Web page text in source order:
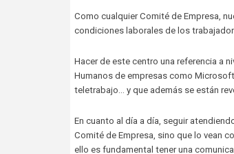
Como cualquier Comité de Empresa,
condiciones laborales de los
Hacer de este centro una referencia a
Humanos de empresas como
teletrabajo… y que además se están
En cuanto al día a día, seguir
Comité de Empresa, sino que lo vean
ello es fundamental tener una